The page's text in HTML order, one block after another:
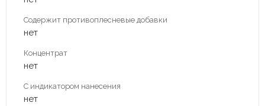
Содержит противоплесневые добавки
нет
Концентрат
нет
С индикатором нанесения
нет